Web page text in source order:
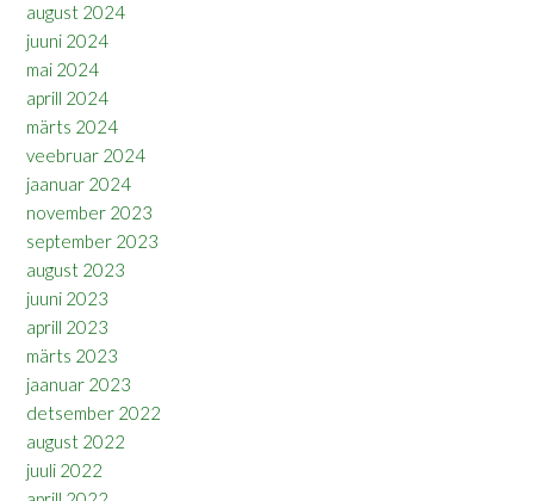
august 2024
juuni 2024
mai 2024
aprill 2024
märts 2024
veebruar 2024
jaanuar 2024
november 2023
september 2023
august 2023
juuni 2023
aprill 2023
märts 2023
jaanuar 2023
detsember 2022
august 2022
juuli 2022